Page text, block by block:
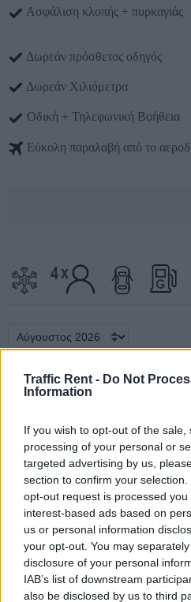
Traffic Rent - Do Not
Information
If you wish to opt-out of the
processing of your personal or
targeted advertising by us,
section to confirm your
opt-out request is processed
interest-based ads based on
us or personal information
your opt-out. You may
disclosure of your personal
IAB’s list of downstream
also be disclosed by us to third
Ασφάλιση κλοπής + πυρκαγιάς
Δωρεάν πρόσθετος οδηγός
Δωρεάν Χιλιόμετρα
Οδική + Τηλεφωνική Βοήθεια
Εύκολη παραλαβή από το
Διαθέσιμος
Μερική κράτηση
Δευτ Τρ Νυμφεύομαι
03 04 05
10 11